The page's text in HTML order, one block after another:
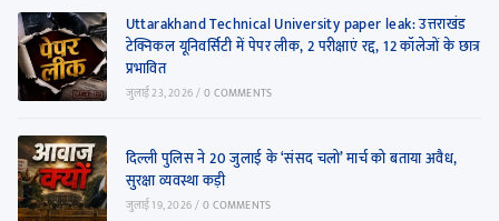
Uttarakhand Technical University paper leak: उत्तराखंड
टेक्निकल यूनिवर्सिटी में पेपर लीक, 2 परीक्षाएं रद्द, 12 कॉलेजों के छात्र
प्रभावित
जुलाई 23, 2026/0 COMMENTS
दिल्ली पुलिस ने 20 जुलाई के ‘संसद चलो’ मार्च को बताया अवैध,
सुरक्षा व्यवस्था कड़ी
जुलाई 19, 2026/0 COMMENTS